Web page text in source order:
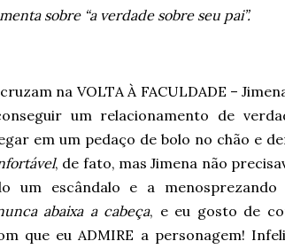
sobre “a verdade sobre seu pai”.
na VOLTA À FACULDADE –
um relacionamento de
em um pedaço de bolo no chão e
, de fato, mas Jimena não
um escândalo e a
abaixa a cabeça, e eu gosto de
que eu ADMIRE a personagem!